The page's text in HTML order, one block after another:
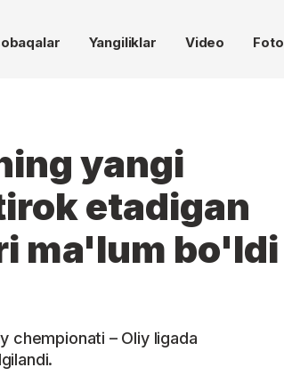
Yangiliklar Video Foto
yangi
etadigan
ma'lum bo'ldi
chempionati – Oliy ligada